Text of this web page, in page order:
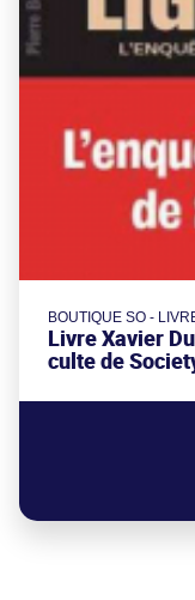
BOUTIQUE SO -
Livre Xavier
culte de